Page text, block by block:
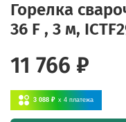
Горелка
36 F , 3 м,
11 766 ₽
3 088 ₽ x 4 платежа